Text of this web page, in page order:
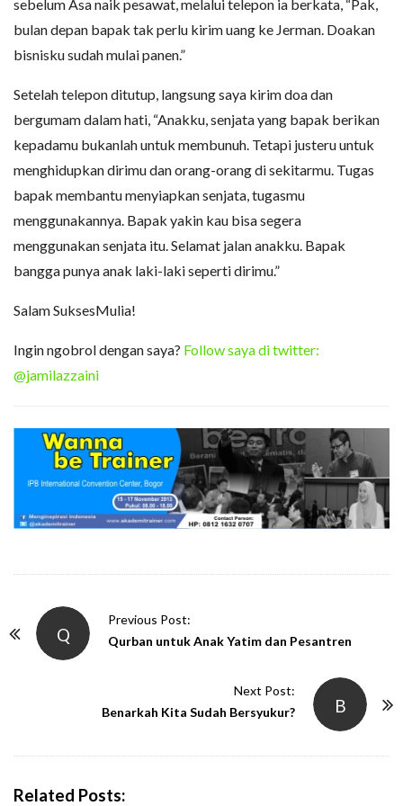
sebelum Asa naik pesawat, melalui telepon ia berkata, “Pak,
bulan depan bapak tak perlu kirim uang ke Jerman. Doakan
bisnisku sudah mulai panen.”
Setelah telepon ditutup, langsung saya kirim doa dan
bergumam dalam hati, “Anakku, senjata yang bapak berikan
kepadamu bukanlah untuk membunuh. Tetapi justeru untuk
menghidupkan dirimu dan orang-orang di sekitarmu. Tugas
bapak membantu menyiapkan senjata, tugasmu
menggunakannya. Bapak yakin kau bisa segera
menggunakan senjata itu. Selamat jalan anakku. Bapak
bangga punya anak laki-laki seperti dirimu.”
Salam SuksesMulia!
Ingin ngobrol dengan saya? Follow saya di twitter:
@jamilazzaini
Q
Previous Post:
Qurban untuk Anak Yatim dan Pesantren
B
Next Post:
Benarkah Kita Sudah Bersyukur?
Related Posts: